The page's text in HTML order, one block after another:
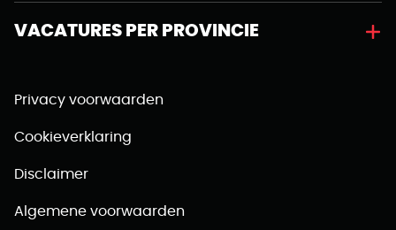
VACATURES PER PROVINCIE
Privacy voorwaarden
Cookieverklaring
Disclaimer
Algemene voorwaarden